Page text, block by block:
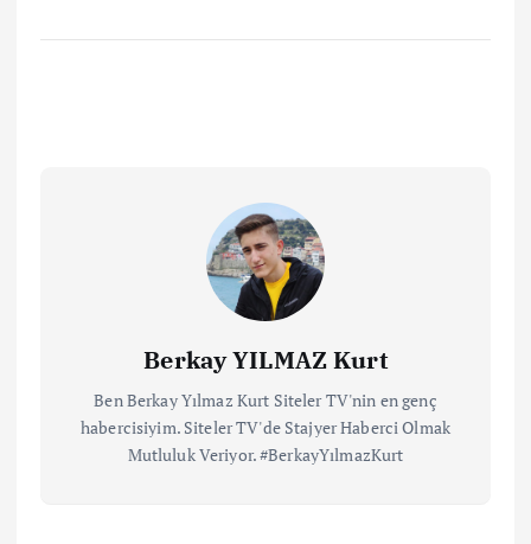
Berkay YILMAZ Kurt
Ben Berkay Yılmaz Kurt Siteler TV'nin en genç
habercisiyim. Siteler TV'de Stajyer Haberci Olmak
Mutluluk Veriyor. #BerkayYılmazKurt